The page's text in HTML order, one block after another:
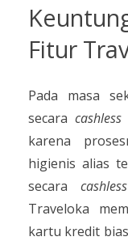
Fitur
Pada masa
secaracashless
karena
higienis alias
secara cashless
Traveloka
kartu kredit